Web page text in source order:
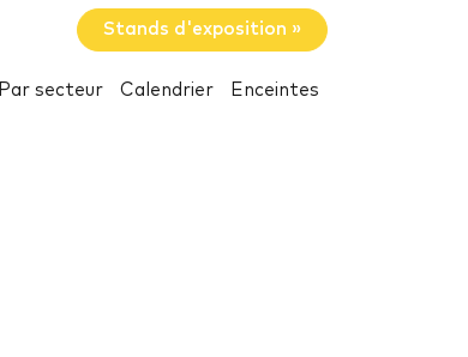
Stands d'exposition »
Par secteur Calendrier Enceintes